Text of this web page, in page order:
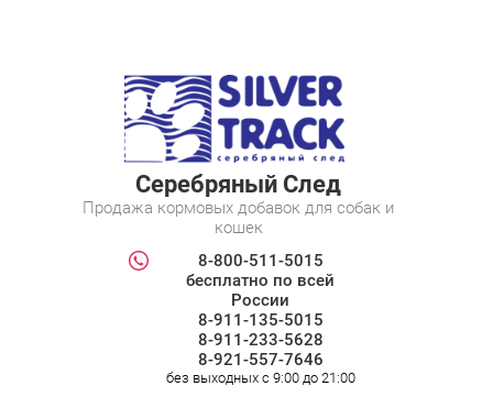
Серебряный След
Продажа кормовых добавок для собак и
кошек
8-800-511-5015
бесплатно по всей
России
8-911-135-5015
8-911-233-5628
8-921-557-7646
без выходных c 9:00 до 21:00